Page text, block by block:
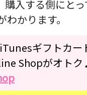
購入する側にと
かります。
ギフトカー
Shopがオト